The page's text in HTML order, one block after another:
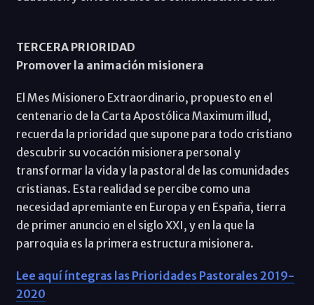
TERCERA PRIORIDAD
Promover la animación misionera
El Mes Misionero Extraordinario, propuesto en el
centenario de la Carta Apostólica Maximum illud,
recuerda la prioridad que supone para todo cristiano
descubrir su vocación misionera personal y
transformar la vida y la pastoral de las comunidades
cristianas. Esta realidad se percibe como una
necesidad apremiante en Europa y en España, tierra
de primer anuncio en el siglo XXI, y en la que la
parroquia es la primera estructura misionera.
Lee aquí íntegras las Prioridades Pastorales 2019-
2020